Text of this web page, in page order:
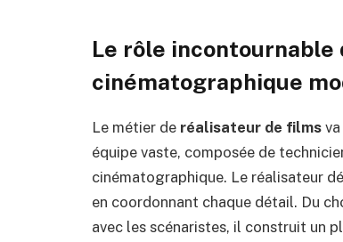
Le rôle
cinématographique
Le métier de réalisateur de films
équipe vaste, composée de
cinématographique. Le réalisateur
en coordonnant chaque détail. Du
avec les scénaristes, il construit un